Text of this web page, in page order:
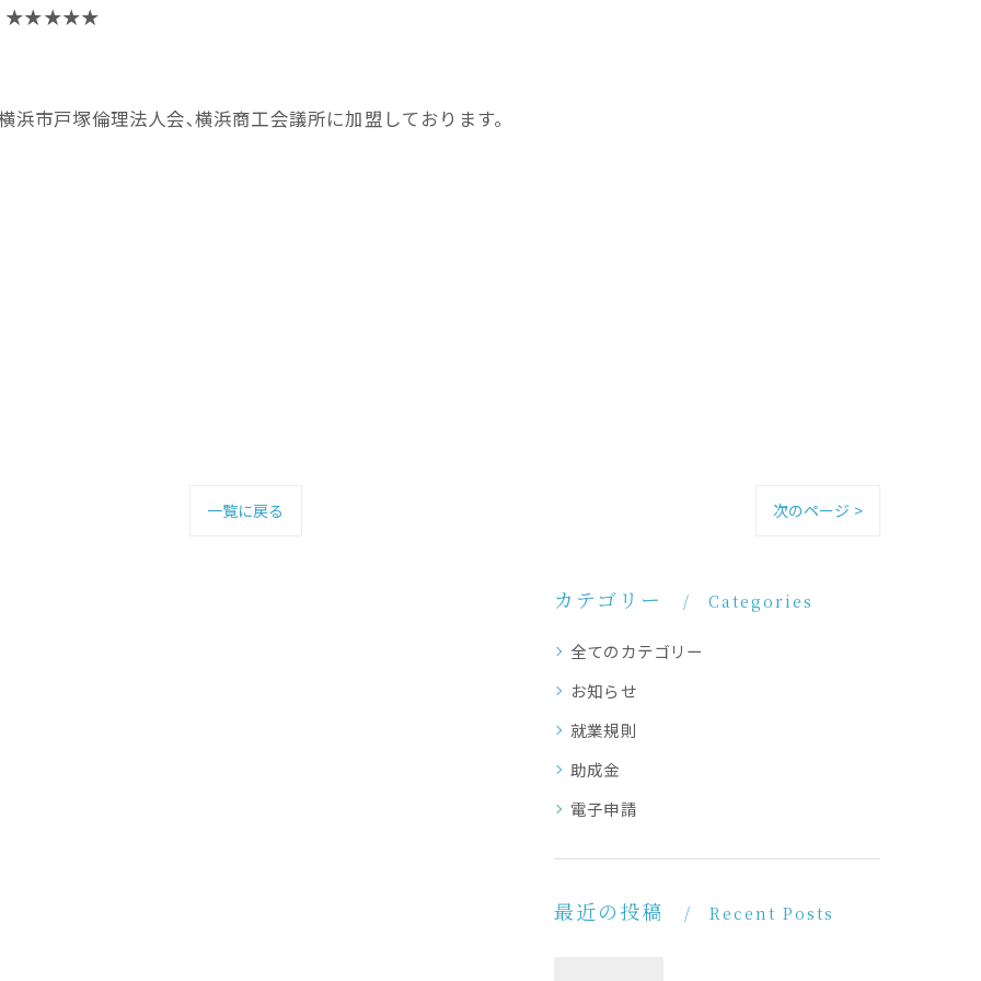
市戸塚倫理法人会､横浜商工会議所に加盟しております。
一覧に戻る 次のページ >
カテゴリー Categories
全てのカテゴリー
お知らせ
就業規則
助成金
電子申請
最近の投稿 Recent Posts